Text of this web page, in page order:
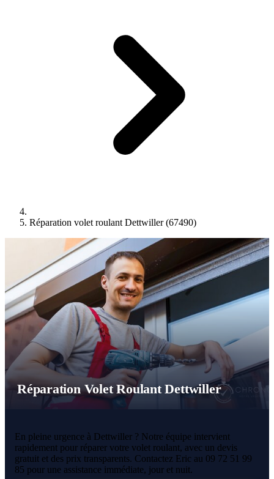
Réparation volet roulant Dettwiller (67490)
Réparation Volet Roulant Dettwiller
En pleine urgence à Dettwiller ? Notre équipe intervient
rapidement pour réparer votre volet roulant, avec un devis
gratuit et des prix transparents. Contactez Eric au 09 72 51 99
85 pour une assistance immédiate, jour et nuit.